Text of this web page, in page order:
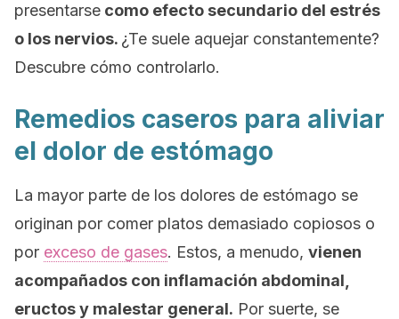
presentarse como efecto secundario del estrés
o los nervios. ¿Te suele aquejar constantemente?
Descubre cómo controlarlo.
Remedios caseros para aliviar
el dolor de estómago
La mayor parte de los dolores de estómago se
originan por comer platos demasiado copiosos o
por exceso de gases. Estos, a menudo, vienen
acompañados con inflamación abdominal,
eructos y malestar general. Por suerte, se